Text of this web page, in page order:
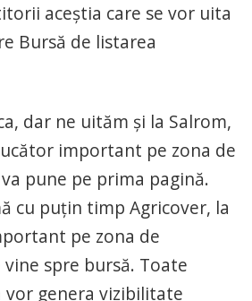
aceştia care se vor uita
Bursă de listarea
dar ne uităm şi la Salrom,
important pe zona de
pune pe prima pagină.
cu puţin timp Agricover, la
pe zona de
spre bursă. Toate
vor genera vizibilitate